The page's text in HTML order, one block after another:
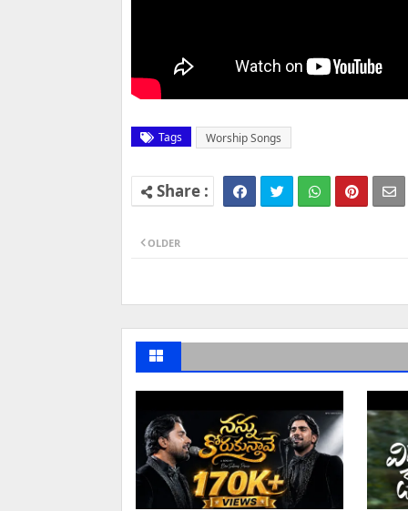
Tags Worship Songs
OLDER